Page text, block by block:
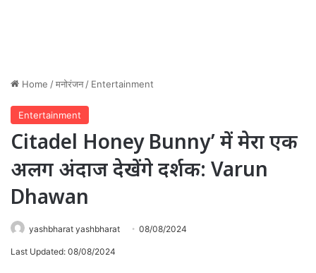
Home /मनोरंजन / Entertainment
Entertainment
Citadel Honey Bunny’ में मेरा एक
अलग अंदाज देखेंगे दर्शक: Varun
Dhawan
yashbharat yashbharat 08/08/2024
Last Updated: 08/08/2024